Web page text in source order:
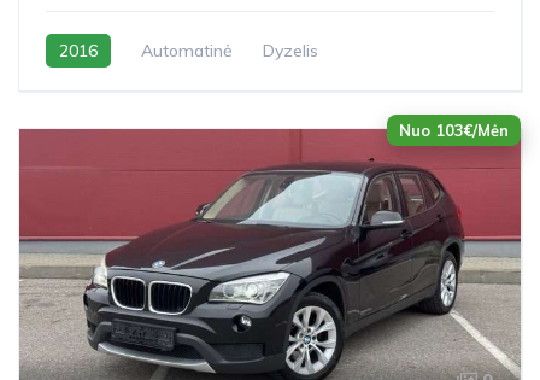
2016 Automatinė Dyzelis
Nuo 103€/Mėn